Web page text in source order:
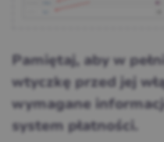
Pamiętaj, aby w
wtyczkę przed jej
wymagane
system płatności.